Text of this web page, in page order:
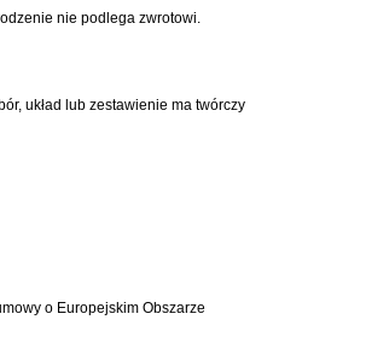
nie podlega zwrotowi.
układ lub zestawienie ma twórczy
o Europejskim Obszarze